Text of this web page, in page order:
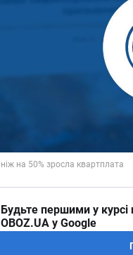
Будьте першими у
OBOZ.UA у Google